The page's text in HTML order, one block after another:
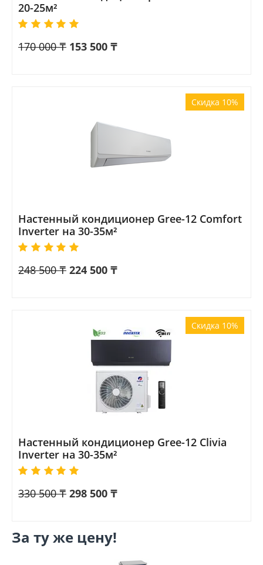
20-25м²
170 000 ₸ 153 500 ₸
Скидка 10%
Настенный кондиционер Gree-12 Comfort
Inverter на 30-35м²
248 500 ₸ 224 500 ₸
Скидка 10%
Настенный кондиционер Gree-12 Clivia
Inverter на 30-35м²
330 500 ₸ 298 500 ₸
За ту же цену!